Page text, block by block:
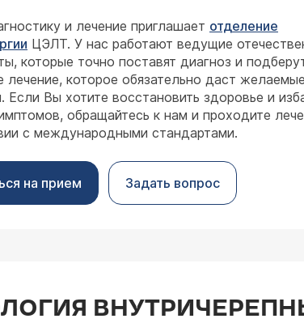
и лечение приглашает отделение
ЦЭЛТ. У нас работают ведущие
которые точно поставят диагноз и
лечение, которое обязательно даст желаемые
Если Вы хотите восстановить здоровье и
обращайтесь к нам и проходите
с международными стандартами.
на прием Задать вопрос